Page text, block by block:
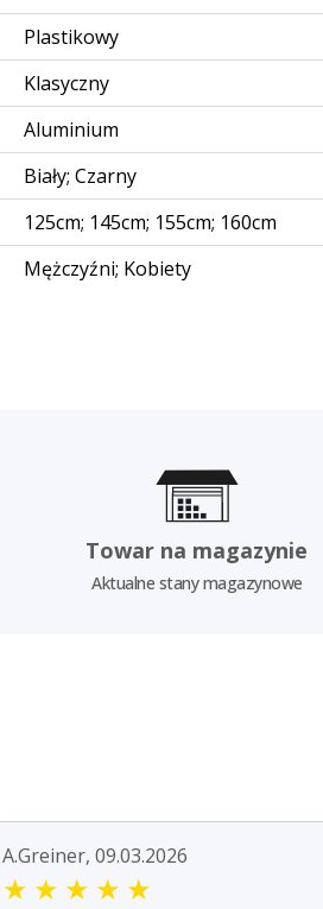
Plastikowy
Klasyczny
Aluminium
Biały; Czarny
125cm; 145cm; 155cm; 160cm
Mężczyźni; Kobiety
Towar na magazynie
Aktualne stany magazynowe
A.Greiner, 09.03.2026
★ ★ ★ ★ ★